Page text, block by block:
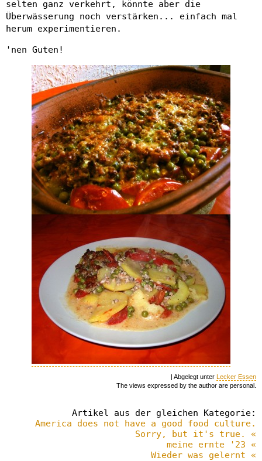
selten ganz verkehrt, könnte aber die
Überwässerung noch verstärken... einfach mal
herum experimentieren.
'nen Guten!
| Abgelegt unter Lecker Essen
The views expressed by the author are personal.
Artikel aus der gleichen Kategorie:
America does not have a good food culture.
Sorry, but it's true. «
meine ernte '23 «
Wieder was gelernt «